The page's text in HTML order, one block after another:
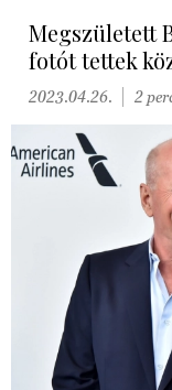
Megszületett
fotót tettek
2023.04.26. 2